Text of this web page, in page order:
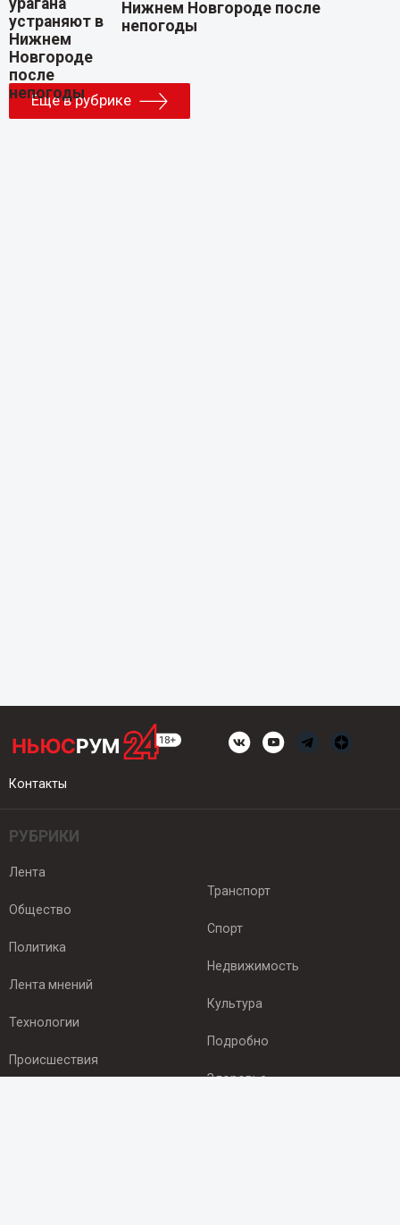
Нижнем Новгороде после
непогоды
Еще в рубрике
Контакты
РУБРИКИ
Лента
Общество
Политика
Лента мнений
Технологии
Происшествия
Транспорт
Спорт
Недвижимость
Культура
Подробно
Здоровье